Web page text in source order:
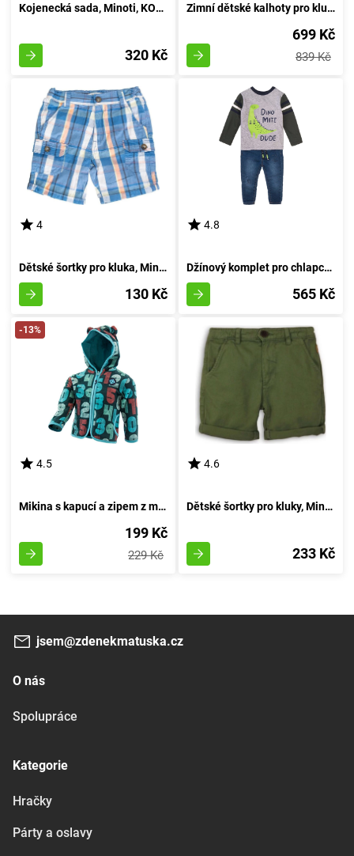
Kojenecká sada, Minoti, KOKOS 3, žluté - 86/92
320 Kč
Zimní dětské kalhoty pro kluky, Pidilidi, PD1083-04, azurová - velikost 98 | 3 roky
699 Kč
839 Kč
4
Dětské šortky pro kluka, Minoti, pug 5, velikost 92/98 | 2-3 roky
130 Kč
4.8
Džínový komplet pro chlapce - tričko a džíny, Minoti, Mite 5, kluk - 92/98 | 2/3let
565 Kč
-13%
4.5
Mikina s kapucí a zipem z mikrofleecu, Pidilidi, PD1070-02, chlapec - 86/92 | 18-24 měsíců
199 Kč
229 Kč
4.6
Dětské šortky pro kluky, Minoti, Springs 5, odstín zelený - velikost 92/98 | pro věk 2-3 let
233 Kč
jsem@zdenekmatuska.cz
O nás
Spolupráce
Kategorie
Hračky
Párty a oslavy